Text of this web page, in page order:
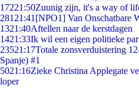
17221:50Zuunig zijn, it's a way of
281 21:41 [NPO1] Van Onschatbare
1321:40Aftellen naar de kerstdagen
1421:33Ik wil een eigen politieke
23521:17Totale zonsverduistering
Spanje) #1
5021:16Zieke Christina Applegate
loper